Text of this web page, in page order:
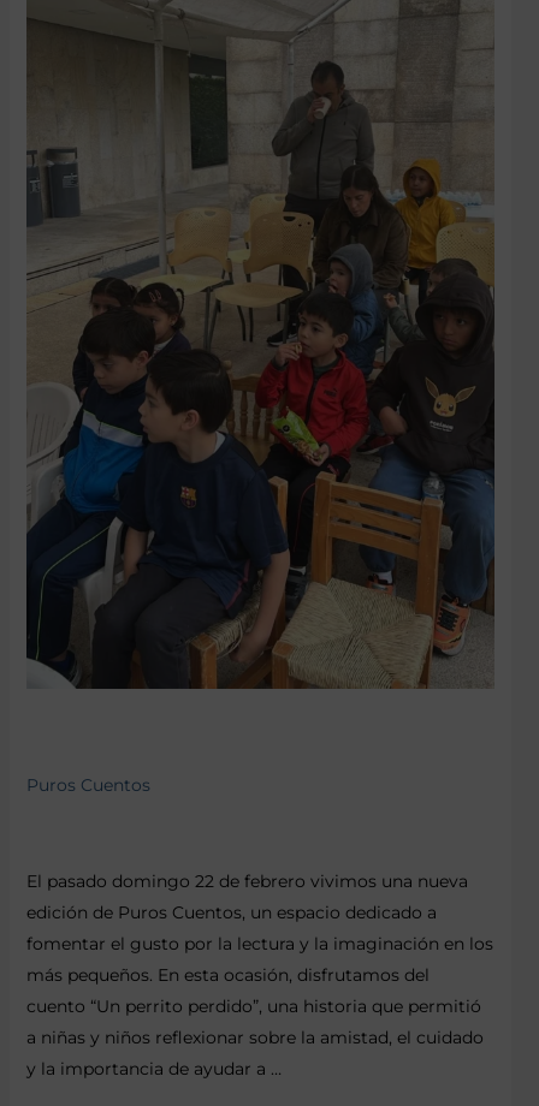
Puros Cuentos
El pasado domingo 22 de febrero vivimos una nueva
edición de Puros Cuentos, un espacio dedicado a
fomentar el gusto por la lectura y la imaginación en los
más pequeños. En esta ocasión, disfrutamos del
cuento “Un perrito perdido”, una historia que permitió
a niñas y niños reflexionar sobre la amistad, el cuidado
y la importancia de ayudar a …